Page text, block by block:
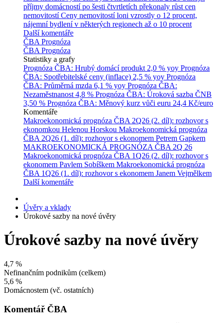
příjmy domácností po šesti čtvrtletích překonaly růst cen
nemovitostí Ceny nemovitostí loni vzrostly o 12 procent,
nájemní bydlení v některých regionech až o 10 procent
Další komentáře
ČBA Prognóza
ČBA Prognóza
Statistiky a grafy
Prognóza ČBA: Hrubý domácí produkt 2,0 % yoy Prognóza
ČBA: Spotřebitelské ceny (inflace) 2,5 % yoy Prognóza
ČBA: Průměrná mzda 6,1 % yoy Prognóza ČBA:
Nezaměstnanost 4,8 % Prognóza ČBA: Úroková sazba ČNB
3,50 % Prognóza ČBA: Měnový kurz vůči euru 24,4 Kč/euro
Komentáře
Makroekonomická prognóza ČBA 2Q26 (2. díl): rozhovor s
ekonomkou Helenou Horskou Makroekonomická prognóza
ČBA 2Q26 (1. díl): rozhovor s ekonomem Petrem Gapkem
MAKROEKONOMICKÁ PROGNÓZA ČBA 2Q 26
Makroekonomická prognóza ČBA 1Q26 (2. díl): rozhovor s
ekonomem Pavlem Sobíškem Makroekonomická prognóza
ČBA 1Q26 (1. díl): rozhovor s ekonomem Janem Vejmělkem
Další komentáře
Úvěry a vklady
Úrokové sazby na nové úvěry
Úrokové sazby na nové úvěry
4,7 %
Nefinančním podnikům (celkem)
5,6 %
Domácnostem (vč. ostatních)
Komentář ČBA